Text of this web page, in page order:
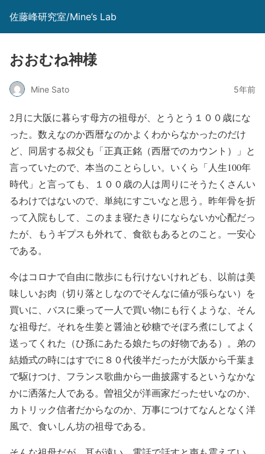
佐藤峰研究室/Mine’s Lab
おおむね神様
Mine Sato 5年前
2月に大阪に暮らす母方の祖母が、とうとう１００歳にな
った。数えなのか西暦なのかよくわからなかったのだけ
ど、同居する叔父も「正真正銘（西暦でのカウント）」と
言っていたので、本当のことらしい。いくら「人生100年
時代」と言っても、１００歳の人は周りにそうたくさんい
るわけではないので、単純にすごいなと思う。昨年骨を折
って入院もして、このまま寝たきりにならないか心配だっ
たが、もうギプスも外れて、食欲もあるとのこと。一安心
である。
今はコロナで自由に散歩にも行けないけれども、以前は美
味しいお肉（切り落としなのでそんなに値が張らない）を
買いに、バスに乗って一人で買い物にも行くような、そん
な祖母だ。それを生姜と醤油と砂糖でそぼろ煮にしてよく
送ってくれた（ひ孫にあたる娘たちの好物である）。弟の
結婚式の時にはすでに８０代後半だったが大阪から千葉ま
で駆けつけ、フランス歌曲から一曲披露するというなかな
かに洒落た人である。曽祖父が洋画家だったせいなのか、
カトリック信者だからなのか、万事につけてなんとなく洋
風で、食いしん坊の祖母である。